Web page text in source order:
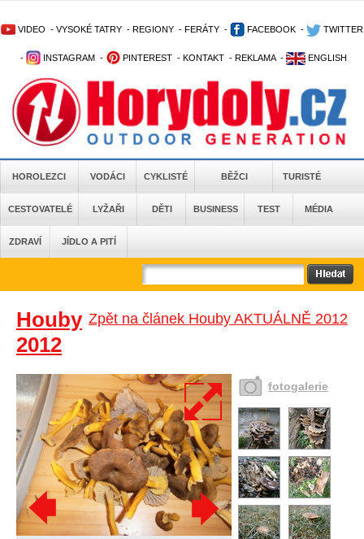
VIDEO - VYSOKÉ TATRY - REGIONY - FERÁTY - FACEBOOK - TWITTER
- INSTAGRAM - PINTEREST - KONTAKT - REKLAMA - ENGLISH
HOROLEZCI VODÁCI CYKLISTÉ BĚŽCI TURISTÉ
CESTOVATELÉ LYŽAŘI DĚTI BUSINESS TEST MÉDIA
ZDRAVÍ JÍDLO A PITÍ
Zpět na článek Houby AKTUÁLNĚ 2012
Houby
2012
fotogalerie